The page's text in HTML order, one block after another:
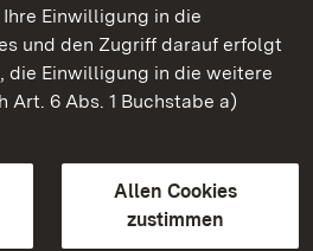
Ihre Einwilligung in die
und den Zugriff darauf erfolgt
die Einwilligung in die weitere
Art. 6 Abs. 1 Buchstabe a)
Allen Cookies
zustimmen
Baden‑Württemberg
Gärten Baden-Württemberg
Sprache